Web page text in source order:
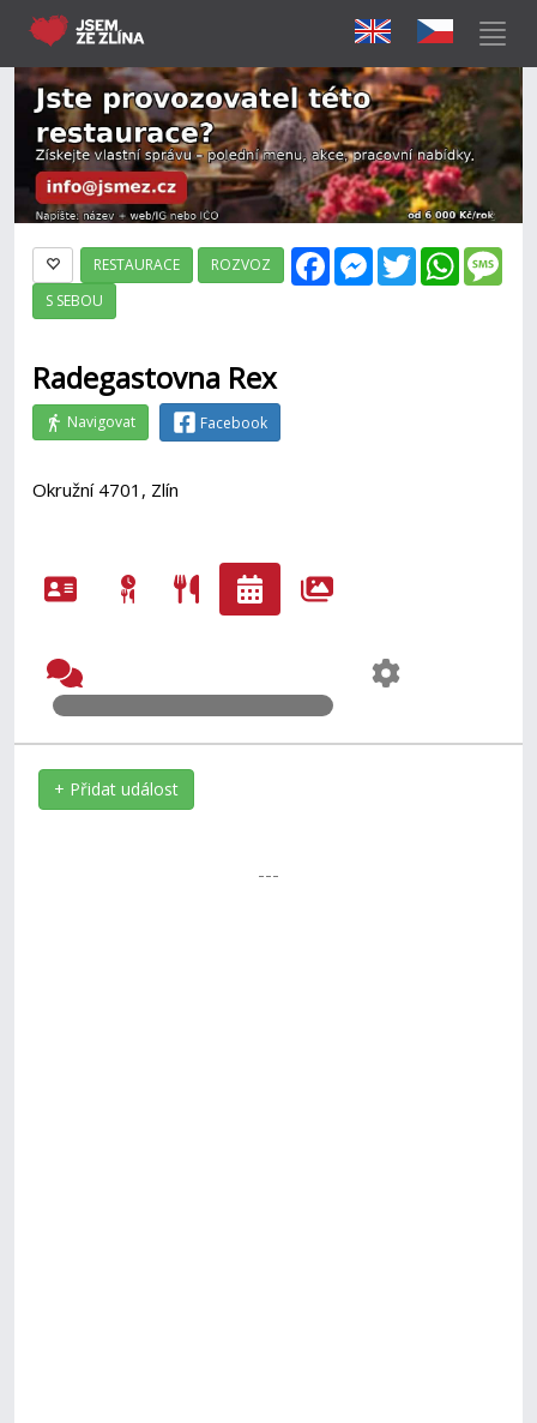
FacebookMessenger
Twitter
RESTAURACE
ROZVOZ
S SEBOU
Radegastovna Rex
Navigovat Facebook
Okružní 4701, Zlín
+ Přidat událost
---